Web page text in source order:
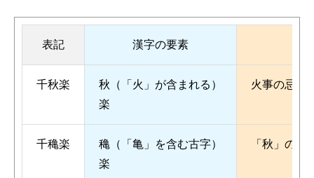
表記 漢字の要素
千秋楽
秋（「火」が含まれる）
楽
火事の忌避
千穐楽
穐（「亀」を含む古字）
楽
「秋」の